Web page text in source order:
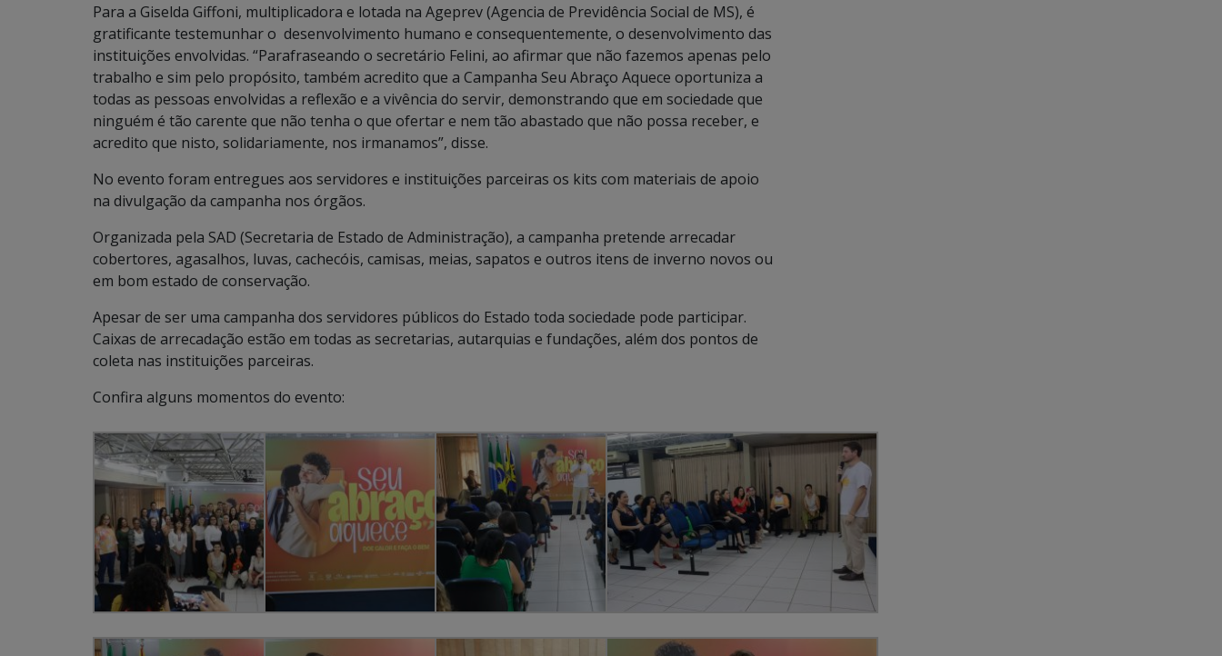
Para a Giselda Giffoni, multiplicadora e lotada na Ageprev (Agencia de Previdência Social de MS), é
gratificante testemunhar o desenvolvimento humano e consequentemente, o desenvolvimento das
instituições envolvidas. “Parafraseando o secretário Felini, ao afirmar que não fazemos apenas pelo
trabalho e sim pelo propósito, também acredito que a Campanha Seu Abraço Aquece oportuniza a
todas as pessoas envolvidas a reflexão e a vivência do servir, demonstrando que em sociedade que
ninguém é tão carente que não tenha o que ofertar e nem tão abastado que não possa receber, e
acredito que nisto, solidariamente, nos irmanamos”, disse.
No evento foram entregues aos servidores e instituições parceiras os kits com materiais de apoio
na divulgação da campanha nos órgãos.
Organizada pela SAD (Secretaria de Estado de Administração), a campanha pretende arrecadar
cobertores, agasalhos, luvas, cachecóis, camisas, meias, sapatos e outros itens de inverno novos ou
em bom estado de conservação.
Apesar de ser uma campanha dos servidores públicos do Estado toda sociedade pode participar.
Caixas de arrecadação estão em todas as secretarias, autarquias e fundações, além dos pontos de
coleta nas instituições parceiras.
Confira alguns momentos do evento: